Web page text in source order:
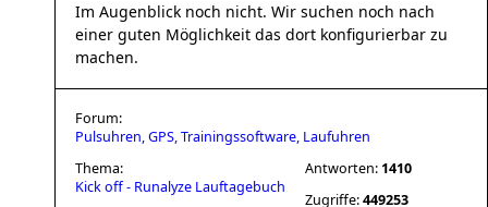
Im Augenblick noch nicht. Wir suchen noch nach
einer guten Möglichkeit das dort konfigurierbar zu
machen.
Forum:
Pulsuhren, GPS, Trainingssoftware, Laufuhren
Thema:
Kick off - Runalyze Lauftagebuch
Antworten: 1410
Zugriffe:449253